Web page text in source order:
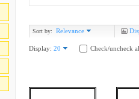
Sort by: Relevance
Display: 20 Check/uncheck